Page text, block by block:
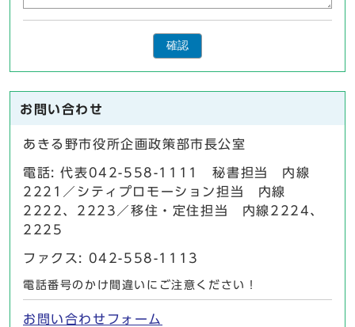
確認
お問い合わせ
あきる野市役所企画政策部市長公室
電話: 代表042-558-1111 秘書担当 内線
2221／シティプロモーション担当 内線
2222、2223／移住・定住担当 内線2224、
2225
ファクス: 042-558-1113
電話番号のかけ間違いにご注意ください！
お問い合わせフォーム